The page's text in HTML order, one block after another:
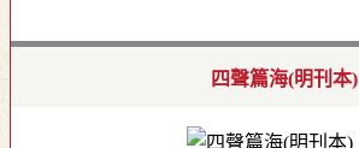
四聲篇海(明刊本)